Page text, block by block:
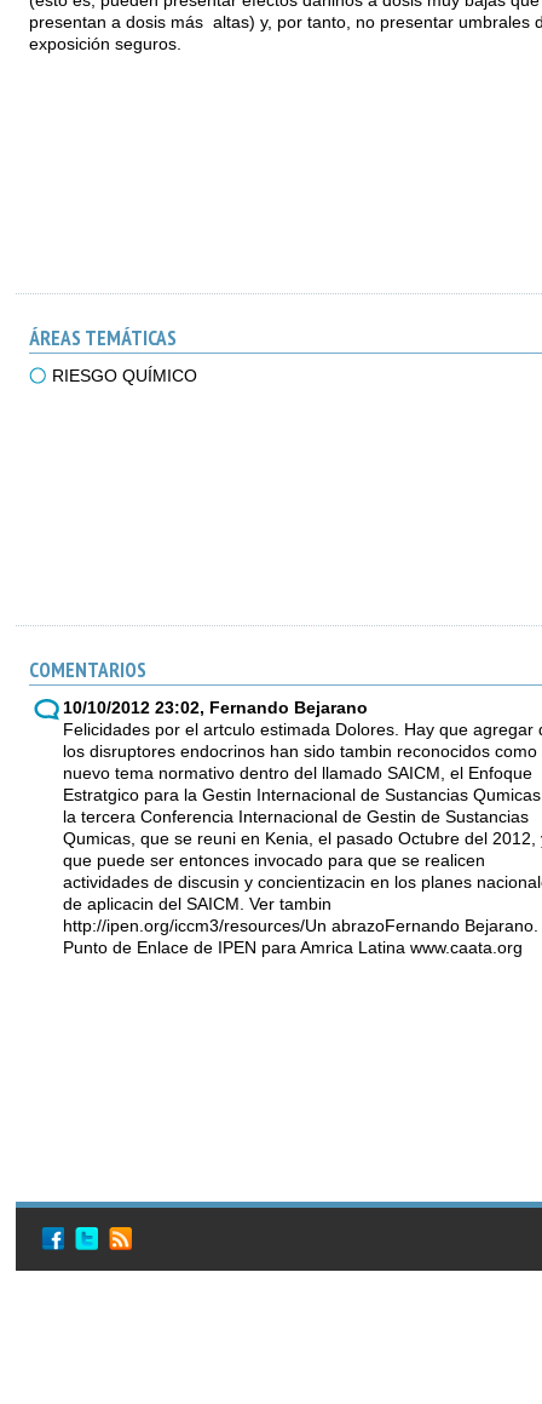
presentan a dosis más altas) y, por tanto, no presentar umbrales
exposición seguros.
ÁREAS TEMÁTICAS
RIESGO QUÍMICO
COMENTARIOS
10/10/2012 23:02, Fernando Bejarano
Felicidades por el artculo estimada Dolores. Hay que agregar
los disruptores endocrinos han sido tambin reconocidos como
nuevo tema normativo dentro del llamado SAICM, el Enfoque
Estratgico para la Gestin Internacional de Sustancias
la tercera Conferencia Internacional de Gestin de Sustancias
Qumicas, que se reuni en Kenia, el pasado Octubre del 2012,
que puede ser entonces invocado para que se realicen
actividades de discusin y concientizacin en los planes
de aplicacin del SAICM. Ver tambin
http://ipen.org/iccm3/resources/Un abrazoFernando Bejarano.
Punto de Enlace de IPEN para Amrica Latina www.caata.org